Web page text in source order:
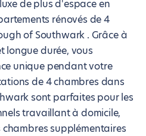
de plus d'espace en
rénovés de 4
of Southwark . Grâce à
longue durée, vous
unique pendant votre
de 4 chambres dans
sont parfaites pour les
travaillant à domicile,
supplémentaires